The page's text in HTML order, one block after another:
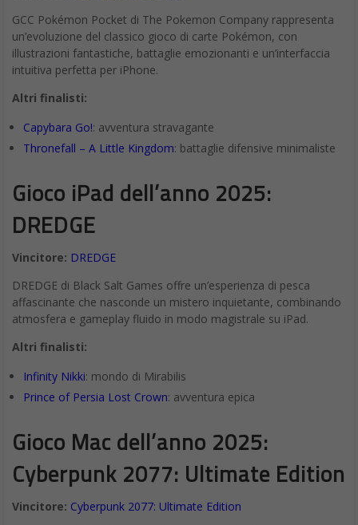
GCC Pokémon Pocket di The Pokemon Company rappresenta
un’evoluzione del classico gioco di carte Pokémon, con
illustrazioni fantastiche, battaglie emozionanti e un’interfaccia
intuitiva perfetta per iPhone.
Altri finalisti:
Capybara Go!: avventura stravagante
Thronefall – A Little Kingdom: battaglie difensive minimaliste
Gioco iPad dell’anno 2025:
DREDGE
Vincitore: DREDGE
DREDGE di Black Salt Games offre un’esperienza di pesca
affascinante che nasconde un mistero inquietante, combinando
atmosfera e gameplay fluido in modo magistrale su iPad.
Altri finalisti:
Infinity Nikki: mondo di Mirabilis
Prince of Persia Lost Crown: avventura epica
Gioco Mac dell’anno 2025:
Cyberpunk 2077: Ultimate Edition
Vincitore: Cyberpunk 2077: Ultimate Edition